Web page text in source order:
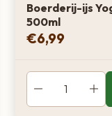
Boerderij-ijs
500ml
€6,99